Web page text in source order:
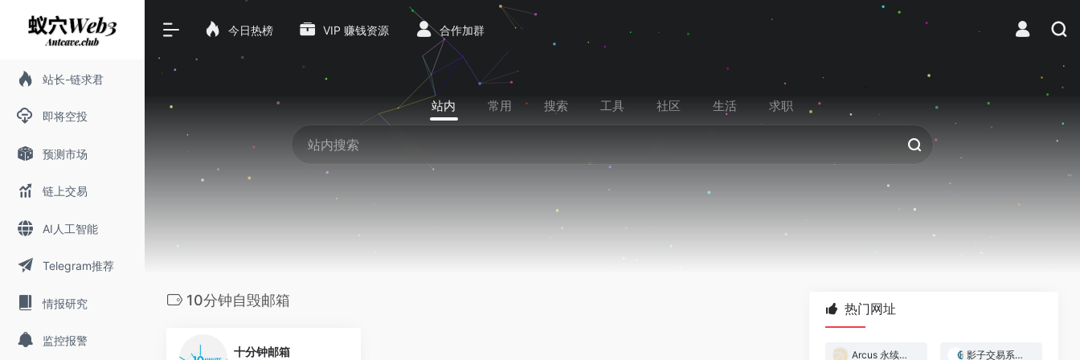
站长-链求君
即将空投
预测市场
链上交易
AI人工智能
Telegram推荐
情报研究
监控报警
今日热榜 VIP 赚钱资源 合作加群
站内 常用 搜索 工具 社区 生活 求职
10分钟自毁邮箱
十分钟邮箱
热门网址
Arcus 永续合约交易所 影子交易系统 — 跟着做市商赚钱